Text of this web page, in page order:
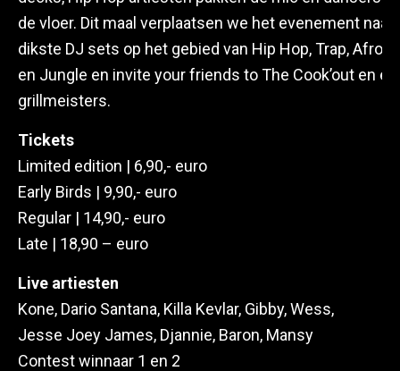
de vloer. Dit maal verplaatsen we het evenement naar
dikste DJ sets op het gebied van Hip Hop, Trap, Afro,
en Jungle en invite your friends to The Cook’out en
grillmeisters.
Tickets
Limited edition | 6,90,- euro
Early Birds | 9,90,- euro
Regular | 14,90,- euro
Late | 18,90 – euro
Live artiesten
Kone, Dario Santana, Killa Kevlar, Gibby, Wess,
Jesse Joey James, Djannie, Baron, Mansy
Contest winnaar 1 en 2